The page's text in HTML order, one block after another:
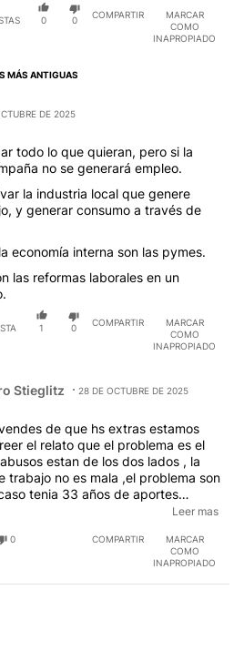
0 0
COMPARTIR
MARCAR
COMO
INAPROPIADO
MÁS ANTIGUAS
DE 2025
todo lo que quieran, pero si la
no se generará empleo.
la industria local que genere
y generar consumo a través de
economía interna son las pymes.
las reformas laborales en un
1 0
COMPARTIR
MARCAR
COMO
INAPROPIADO
Stieglitz
28 DE OCTUBRE DE 2025
de que hs extras estamos
el relato que el problema es el
estan de los dos lados , la
trabajo no es mala ,el problema son
tenia 33 años de aportes
los recibos de una agencia de
jubilatorios depositados en el
anses no figuran , anses no me los
Leer mas
0 COMPARTIR
MARCAR
COMO
INAPROPIADO